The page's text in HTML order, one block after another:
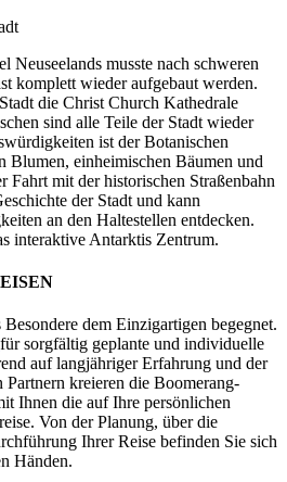
Neuseelands musste nach schweren
komplett wieder aufgebaut werden.
die Christ Church Kathedrale
sind alle Teile der Stadt wieder
ist der Botanischen
Blumen, einheimischen Bäumen und
Fahrt mit der historischen Straßenbahn
der Stadt und kann
an den Haltestellen entdecken.
interaktive Antarktis Zentrum.
dem Einzigartigen begegnet.
für sorgfältig geplante und individuelle
auf langjähriger Erfahrung und der
Partnern kreieren die Boomerang-
Ihnen die auf Ihre persönlichen
Von der Planung, über die
Ihrer Reise befinden Sie sich
Händen.